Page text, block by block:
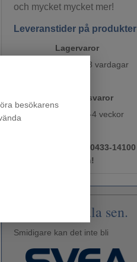
besökarens
och mycket mycket mer!
Leveranstider på produkter
Lagervaror
Skickas inom 1-3 vardagar
Beställningsvaror
Skickas inom 1-4 veckor
Ring oss gärna på 0433-14100
för mer information!
Få först. Betala sen.
Smidigare kan det inte bli